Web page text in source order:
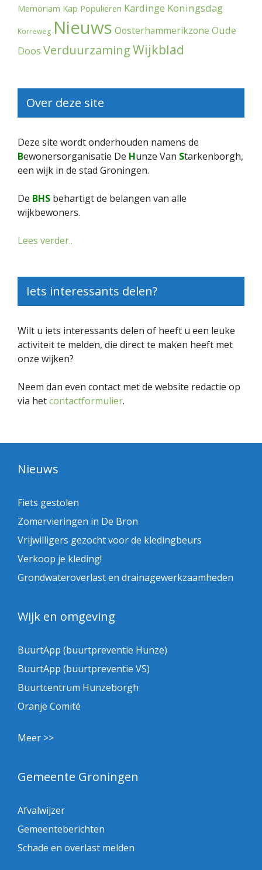
Memoriam Kap Populieren Kardinge Koningsdag
Korreweg Nieuws Oosterhammerikzone Oude
Doos VerduurzamingWijkblad
Over deze site
Deze site wordt onderhouden namens de
Bewonersorganisatie De Hunze Van Starkenborgh,
een wijk in de stad Groningen.
De BHS behartigt de belangen van alle
wijkbewoners.
Lees verder..
Iets interessants delen?
Wilt u iets interessants delen of heeft u een leuke
activiteit te melden, die direct te maken heeft met
onze wijken?
Neem dan even contact met de website redactie op
via hetcontactformulier.
Nieuws
Fiets gestolen
Zomervieringen in De Bron
Vrijwilligers gezocht voor de kledingbeurs
Verkoop je kleding!
Grondwateroverlast en drainagewerkzaamheden
Wijk en omgeving
BuurtApp (buurtpreventie Hunze)
BuurtApp (buurtpreventie VS)
Buurtcentrum Hunzeborgh
Oranje Comité
Meer >>
Gemeente Groningen
Afvalwijzer
Gemeenteberichten
Schade en overlast melden